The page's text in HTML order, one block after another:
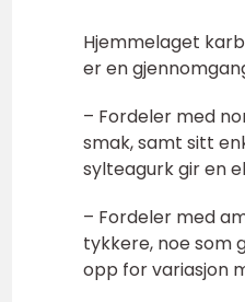
Hjemmelaget
er en
– Fordeler med
smak, samt sitt
sylteagurk gir en
– Fordeler med
tykkere, noe som
opp for variasjon